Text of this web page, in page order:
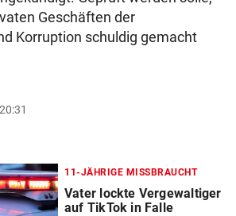
Geschäften der
Korruption schuldig gemacht
11-JÄHRIGE MISSBRAUCHT
Vater lockte Vergewaltiger
auf TikTok in Falle